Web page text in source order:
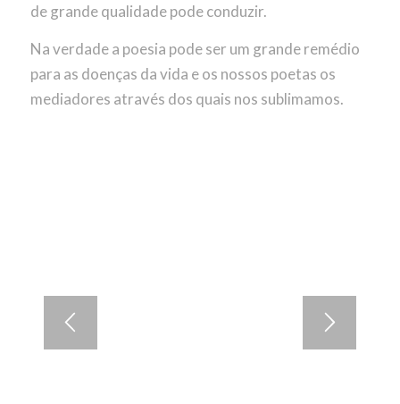
de grande qualidade pode conduzir.
Na verdade a poesia pode ser um grande remédio
para as doenças da vida e os nossos poetas os
mediadores através dos quais nos sublimamos.